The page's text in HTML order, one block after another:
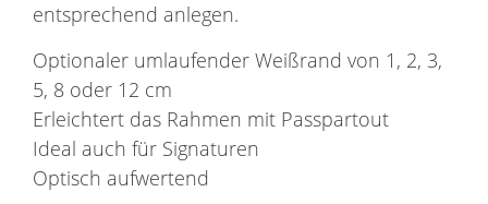
entsprechend anlegen.
Optionaler umlaufender Weißrand von 1, 2, 3,
5, 8 oder 12 cm
Erleichtert das Rahmen mit Passpartout
Ideal auch für Signaturen
Optisch aufwertend